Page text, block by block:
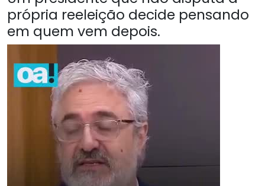
própria reeleição decide pensando
em quem vem depois.